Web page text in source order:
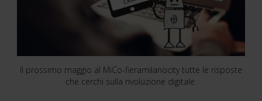
Il prossimo maggio al MiCo-fieramilanocity tutte le risposte
che cerchi sulla rivoluzione digitale.